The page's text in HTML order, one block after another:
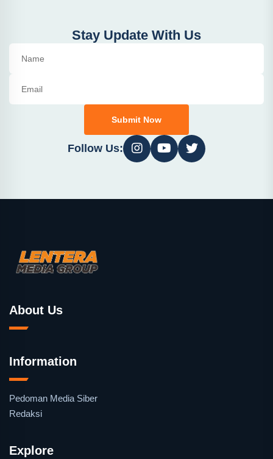
Stay Update With Us
Submit Now
Follow Us:
About Us
Information
Pedoman Media Siber
Redaksi
Explore